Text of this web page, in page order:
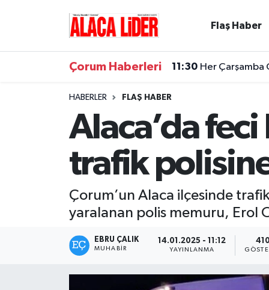
Flaş Haber
Çorum Haberleri 11:30 Her Çarşamba
HABERLER FLAŞ HABER
Alaca’da
trafik
Çorum’un Alaca ilçesinde
yaralanan polis memuru, Erol
EBRU ÇALIK
MUHABIR
14.01.2025 - 11:12
YAYINLANMA
Çorum Trafik Yoğunluk Haritası
Süper Lig Puan Durumu ve Fikstür
Tüm Manşetler